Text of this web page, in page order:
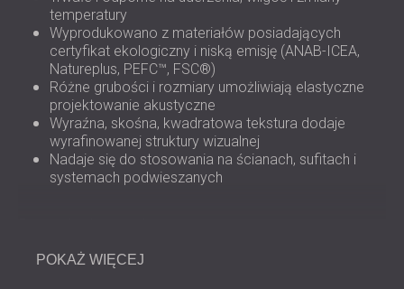
temperatury
Wyprodukowano z materiałów posiadających
certyfikat ekologiczny i niską emisję (ANAB-ICEA,
Natureplus, PEFC™, FSC®)
Różne grubości i rozmiary umożliwiają elastyczne
projektowanie akustyczne
Wyraźna, skośna, kwadratowa tekstura dodaje
wyrafinowanej struktury wizualnej
Nadaje się do stosowania na ścianach, sufitach i
systemach podwieszanych
Panele Diagonal Squares można
POKAŻ WIĘCEJ